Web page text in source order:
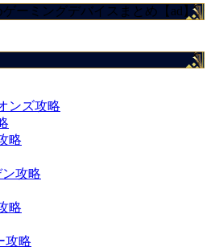
ーミングデバイスまとめ【ad】
ンズ攻略
略
攻略
略
攻略